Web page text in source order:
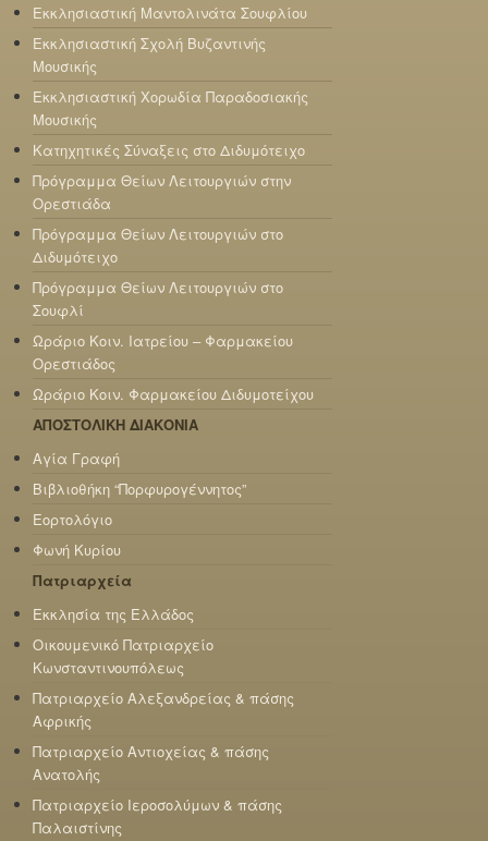
Εκκλησιαστική Μαντολινάτα Σουφλίου
Εκκλησιαστική Σχολή Βυζαντινής
Μουσικής
Εκκλησιαστική Χορωδία Παραδοσιακής
Μουσικής
Κατηχητικές Σύναξεις στο Διδυμότειχο
Πρόγραμμα Θείων Λειτουργιών στην
Ορεστιάδα
Πρόγραμμα Θείων Λειτουργιών στο
Διδυμότειχο
Πρόγραμμα Θείων Λειτουργιών στο
Σουφλί
Ωράριο Κοιν. Ιατρείου – Φαρμακείου
Ορεστιάδος
Ωράριο Κοιν. Φαρμακείου Διδυμοτείχου
ΑΠΟΣΤΟΛΙΚΗ ΔΙΑΚΟΝΙΑ
Αγία Γραφή
Βιβλιοθήκη “Πορφυρογέννητος”
Εορτολόγιο
Φωνή Κυρίου
Πατριαρχεία
Εκκλησία της Ελλάδος
Οικουμενικό Πατριαρχείο
Κωνσταντινουπόλεως
Πατριαρχείο Αλεξανδρείας & πάσης
Αφρικής
Πατριαρχείο Αντιοχείας & πάσης
Ανατολής
Πατριαρχείο Ιεροσολύμων & πάσης
Παλαιστίνης